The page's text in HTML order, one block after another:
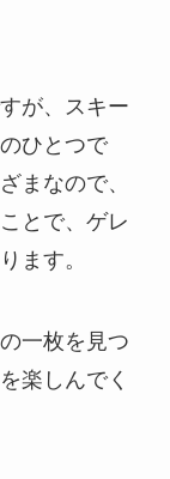
が、スキー
ひとつで
まなので、
とで、ゲレ
ます。
一枚を見つ
楽しんでく